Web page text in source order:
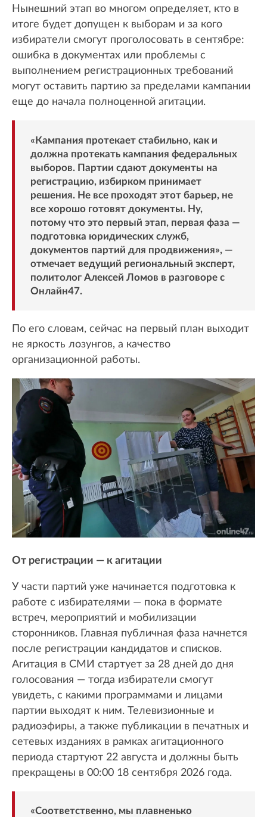
Нынешний этап во многом определяет, кто в
итоге будет допущен к выборам и за кого
избиратели смогут проголосовать в сентябре:
ошибка в документах или проблемы с
выполнением регистрационных требований
могут оставить партию за пределами кампании
еще до начала полноценной агитации.
«Кампания протекает стабильно, как и
должна протекать кампания федеральных
выборов. Партии сдают документы на
регистрацию, избирком принимает
решения. Не все проходят этот барьер, не
все хорошо готовят документы. Ну,
потому что это первый этап, первая фаза —
подготовка юридических служб,
документов партий для продвижения», —
отмечает ведущий региональный эксперт,
политолог Алексей Ломов в разговоре с
Онлайн47.
По его словам, сейчас на первый план выходит
не яркость лозунгов, а качество
организационной работы.
От регистрации — к агитации
У части партий уже начинается подготовка к
работе с избирателями — пока в формате
встреч, мероприятий и мобилизации
сторонников. Главная публичная фаза начнется
после регистрации кандидатов и списков.
Агитация в СМИ стартует за 28 дней до дня
голосования — тогда избиратели смогут
увидеть, с какими программами и лицами
партии выходят к ним. Телевизионные и
радиоэфиры, а также публикации в печатных и
сетевых изданиях в рамках агитационного
периода стартуют 22 августа и должны быть
прекращены в 00:00 18 сентября 2026 года.
«Соответственно, мы плавненько